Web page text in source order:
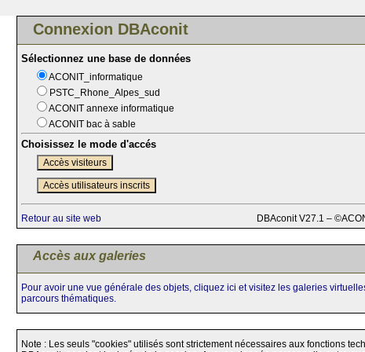
Connexion DBAconit
Sélectionnez une base de données
ACONIT_informatique
PSTC_Rhone_Alpes_sud
ACONIT annexe informatique
ACONIT bac à sable
Choisissez le mode d'accés
Accès visiteurs
Accès utilisateurs inscrits
Retour au site web DBAconit V27.1 –
Accès aux galeries
Pour avoir une vue générale des objets, cliquez ici et visitez les galeries
parcours thématiques.
Note : Les seuls "cookies" utilisés sont strictement nécessaires aux fonctions